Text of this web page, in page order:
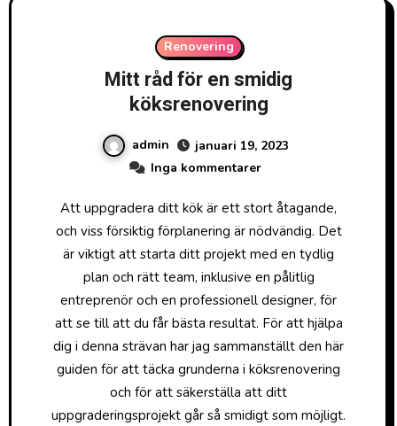
Renovering
Mitt råd för en smidig
köksrenovering
admin
januari 19, 2023
Inga kommentarer
Att uppgradera ditt kök är ett stort åtagande,
och viss försiktig förplanering är nödvändig. Det
är viktigt att starta ditt projekt med en tydlig
plan och rätt team, inklusive en pålitlig
entreprenör och en professionell designer, för
att se till att du får bästa resultat. För att hjälpa
dig i denna strävan har jag sammanställt den här
guiden för att täcka grunderna i köksrenovering
och för att säkerställa att ditt
uppgraderingsprojekt går så smidigt som möjligt.